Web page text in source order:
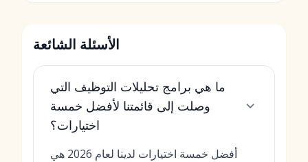
الأسئلة الشائعة
ما هي برامج تحليلات التوظيف التي
وصلت إلى قائمتنا لأفضل خمسة
اختيارات؟
أفضل خمسة اختيارات لدينا لعام 2026 هي